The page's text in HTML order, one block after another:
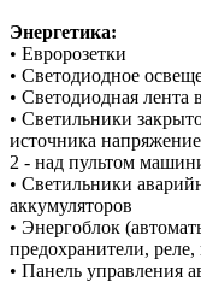
Энергетика:
• Евророзетки
• Светодиодное
• Светодиодная
• Светильники
источника
2 - над пультом
• Светильники
аккумуляторов
• Энергоблок
предохранители,
• Панель управления